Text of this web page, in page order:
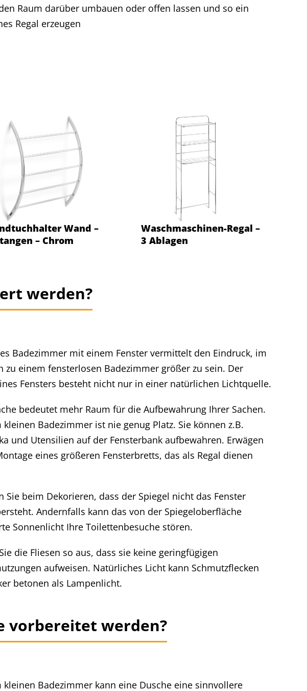
Raum darüber umbauen oder offen lassen und so ein
Regal erzeugen
Wand –
– Chrom
Waschmaschinen-Regal –
3 Ablagen
werden?
Badezimmer mit einem Fenster vermittelt den Eindruck, im
zu einem fensterlosen Badezimmer größer zu sein. Der
Fensters besteht nicht nur in einer natürlichen Lichtquelle.
bedeutet mehr Raum für die Aufbewahrung Ihrer Sachen.
kleinen Badezimmer ist nie genug Platz. Sie können z.B.
und Utensilien auf der Fensterbank aufbewahren. Erwägen
eines größeren Fensterbretts, das als Regal dienen
Sie beim Dekorieren, dass der Spiegel nicht das Fenster
Andernfalls kann das von der Spiegeloberfläche
Sonnenlicht Ihre Toilettenbesuche stören.
die Fliesen so aus, dass sie keine geringfügigen
aufweisen. Natürliches Licht kann Schmutzflecken
betonen als Lampenlicht.
vorbereitet werden?
kleinen Badezimmer kann eine Dusche eine sinnvollere